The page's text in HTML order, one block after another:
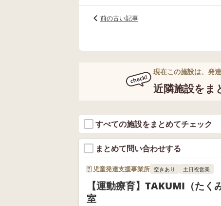
前の古い記事
現在この施設は、発
近隣施設をま
すべての施設をまとめてチェック
まとめて問い合わせする
児童発達支援事業所 空きあり 土日祝営業
【運動療育】TAKUMI（たく
室